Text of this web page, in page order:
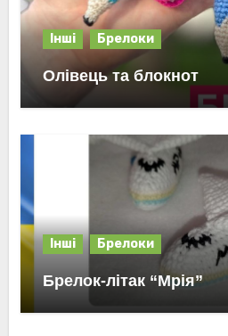
Інші Брелоки
Олівець та блокнот
Інші Брелоки
Брелок-літак “Мрія”